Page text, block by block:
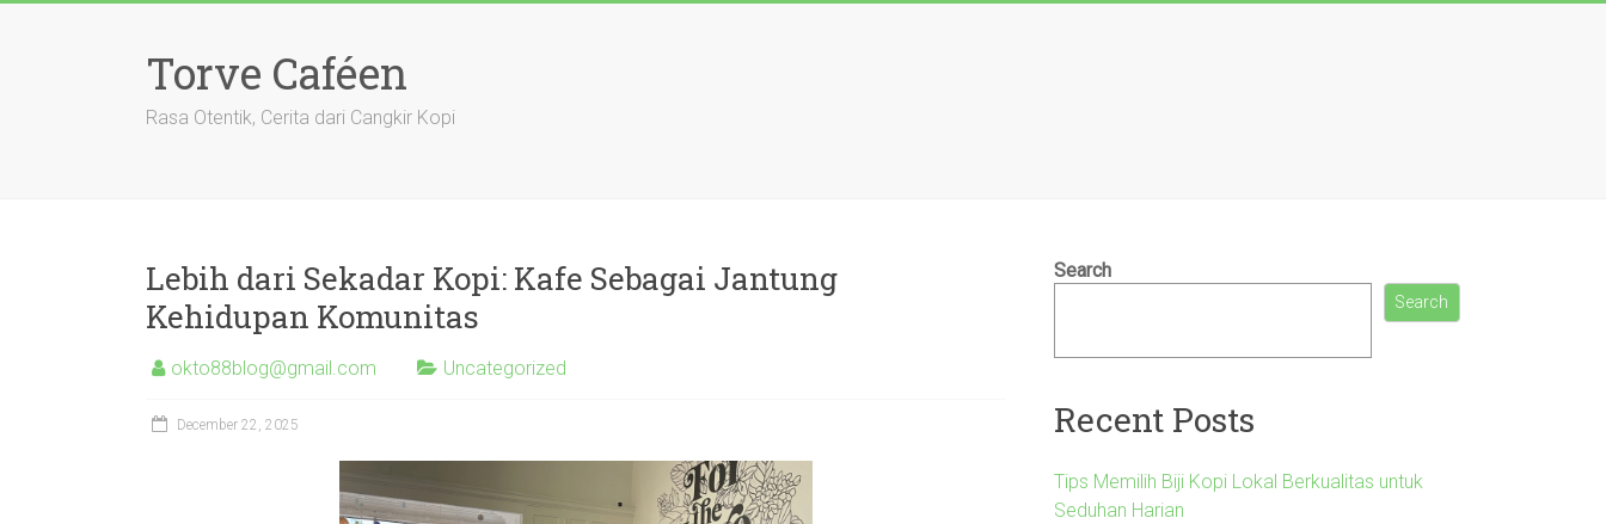
Torve Caféen
Rasa Otentik, Cerita dari Cangkir Kopi
Lebih dari Sekadar Kopi: Kafe Sebagai Jantung
Kehidupan Komunitas
okto88blog@gmail.com Uncategorized
December 22, 2025
Search
Search
Recent Posts
Tips Memilih Biji Kopi Lokal Berkualitas untuk
Seduhan Harian